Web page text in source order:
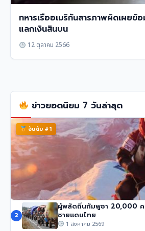
ทหารเรืออเมริกันสารภาพผิดเผยข้
แลกเงินสินบน
12 ตุลาคม 2566
ข่าวยอดนิยม 7 วันล่าสุด
อันดับ #1
นักปีนเขาชื่อดัง นิมมัล ปูร์จา เสียชีวิตใน
51 วิว• 1 สิงหาคม 2569
2
ผู้พลัดถิ่นกัมพูชา 20,000 ค
ชายแดนไทย
1 สิงหาคม 2569